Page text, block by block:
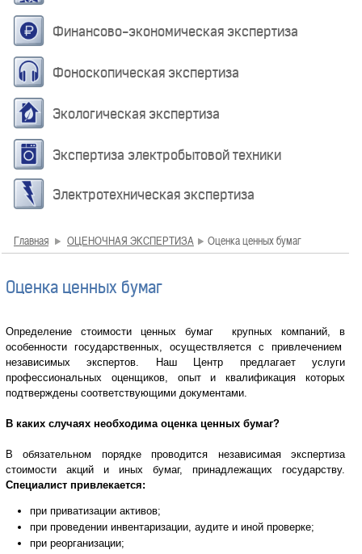
Финансово-экономическая экспертиза
Фоноскопическая экспертиза
Экологическая экспертиза
Экспертиза электробытовой техники
Электротехническая экспертиза
Главная ОЦЕНОЧНАЯ ЭКСПЕРТИЗА Оценка ценных бумаг
Оценка ценных бумаг
Определение стоимости ценных бумаг крупных компаний, в
особенности государственных, осуществляется с привлечением
независимых экспертов. Наш Центр предлагает услуги
профессиональных оценщиков, опыт и квалификация которых
подтверждены соответствующими документами.
В каких случаях необходима оценка ценных бумаг?
В обязательном порядке проводится независимая экспертиза
стоимости акций и иных бумаг, принадлежащих государству.
Специалист привлекается:
при приватизации активов;
при проведении инвентаризации, аудите и иной проверке;
при реорганизации;